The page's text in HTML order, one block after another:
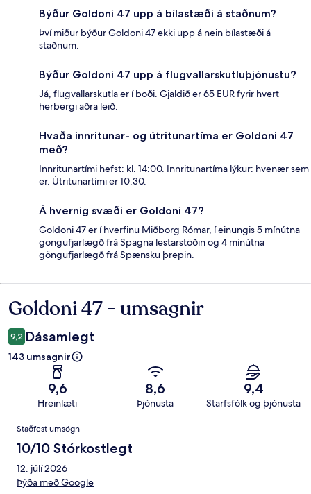
Býður Goldoni 47 upp á bílastæði á staðnum?
Því miður býður Goldoni 47 ekki upp á nein bílastæði á
staðnum.
Býður Goldoni 47 upp á flugvallarskutluþjónustu?
Já, flugvallarskutla er í boði. Gjaldið er 65 EUR fyrir hvert
herbergi aðra leið.
Hvaða innritunar- og útritunartíma er Goldoni 47
með?
Innritunartími hefst: kl. 14:00. Innritunartíma lýkur: hvenær sem
er. Útritunartími er 10:30.
Á hvernig svæði er Goldoni 47?
Goldoni 47 er í hverfinu Miðborg Rómar, í einungis 5 mínútna
göngufjarlægð frá Spagna lestarstöðin og 4 mínútna
göngufjarlægð frá Spænsku þrepin.
Umsagnir
Goldoni 47 - umsagnir
9,2 Dásamlegt
143 umsagnir
9,6
Hreinlæti
8,6
Þjónusta
9,4
Starfsfólk og þjónusta
Umsagnir
Staðfest umsögn
10/10 Stórkostlegt
12. júlí 2026
Þýða með Google